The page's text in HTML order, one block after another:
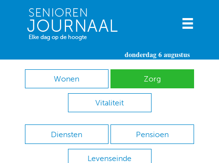
donderdag 6 augustus
Wonen Zorg
Vitaliteit
Diensten Pensioen
Levenseinde